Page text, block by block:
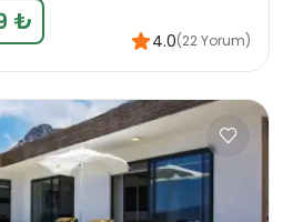
₺
4.0(22 Yorum)